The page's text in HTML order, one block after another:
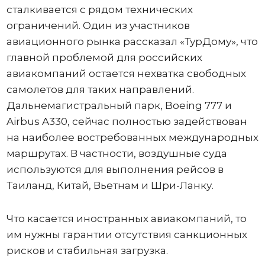
сталкивается с рядом технических
ограничений. Один из участников
авиационного рынка рассказал «ТурДому», что
главной проблемой для российских
авиакомпаний остается нехватка свободных
самолетов для таких направлений.
Дальнемагистральный парк, Boeing 777 и
Airbus A330, сейчас полностью задействован
на наиболее востребованных международных
маршрутах. В частности, воздушные суда
используются для выполнения рейсов в
Таиланд, Китай, Вьетнам и Шри-Ланку.
Что касается иностранных авиакомпаний, то
им нужны гарантии отсутствия санкционных
рисков и стабильная загрузка.